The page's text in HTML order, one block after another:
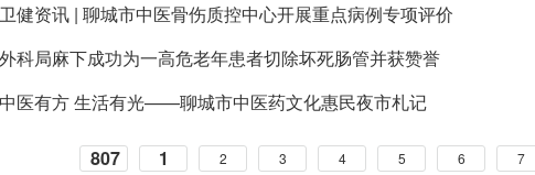
卫健资讯 | 聊城市中医骨伤质控中心开展重点病例专项评价
外科局麻下成功为一高危老年患者切除坏死肠管并获赞誉
中医有方 生活有光——聊城市中医药文化惠民夜市札记
807 1 2 3 4 5 6 7